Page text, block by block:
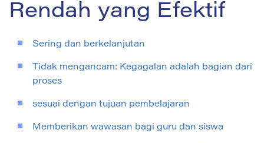
Rendah yang Efektif
Sering dan berkelanjutan
Tidak mengancam: Kegagalan adalah bagian dari
proses
sesuai dengan tujuan pembelajaran
Memberikan wawasan bagi guru dan siswa